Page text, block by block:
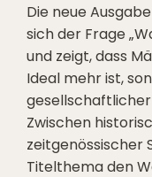
Die neue
sich der Frage
und zeigt, dass
Ideal mehr ist,
Zwischen
zeitgenössischer
Titelthema den